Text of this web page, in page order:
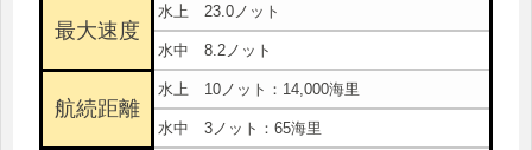
最大速度
水上 23.0ノット
水中 8.2ノット
航続距離
水上 10ノット：14,000海里
水中 3ノット：65海里